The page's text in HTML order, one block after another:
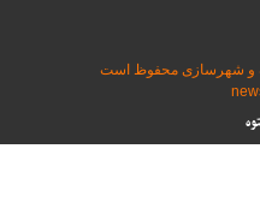
و شهرسازی محفوظ است